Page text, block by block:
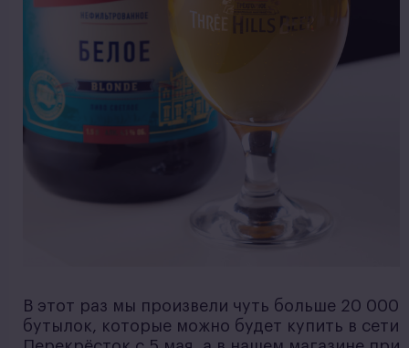
В этот раз мы произвели чуть больше 20 000
бутылок, которые можно будет купить в сети